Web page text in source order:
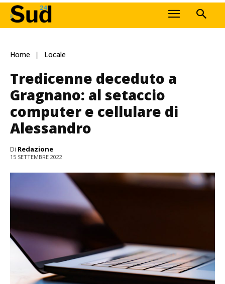
Home Locale
Tredicenne deceduto a
Gragnano: al setaccio
computer e cellulare di
Alessandro
Di Redazione
15 SETTEMBRE 2022